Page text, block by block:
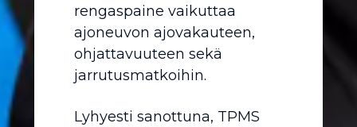
rengaspaine vaikuttaa
ajoneuvon ajovakauteen,
ohjattavuuteen sekä
jarrutusmatkoihin.
Lyhyesti sanottuna, TPMS